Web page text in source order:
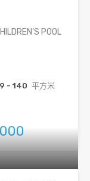
POOL
- 140 平方米